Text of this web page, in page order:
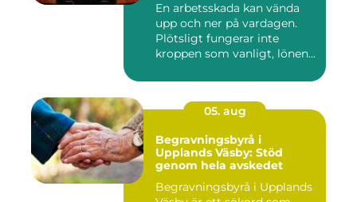
En arbetsskada kan vända
upp och ner på vardagen.
Plötsligt fungerar inte
kroppen som vanligt, lönen...
05. aug
Begravningsbyrå i
Upplands Väsby: Stöd
genom hela avskedet
Begravningsbyrå i Upplands